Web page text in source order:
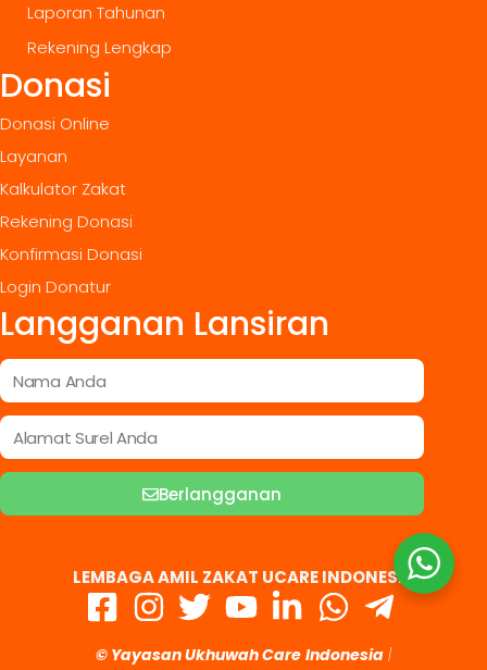
Laporan Tahunan
Rekening Lengkap
Donasi
Donasi Online
Layanan
Kalkulator Zakat
Rekening Donasi
Konfirmasi Donasi
Login Donatur
Langganan Lansiran
Berlangganan
LEMBAGA AMIL ZAKAT UCARE INDONESIA
© Yayasan Ukhuwah Care Indonesia |